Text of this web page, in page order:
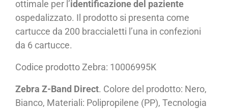
ottimale per l’identificazione del paziente
ospedalizzato. Il prodotto si presenta come
cartucce da 200 braccialetti l’una in confezioni
da 6 cartucce.
Codice prodotto Zebra: 10006995K
Zebra Z-Band Direct. Colore del prodotto: Nero,
Bianco, Materiali: Polipropilene (PP), Tecnologia